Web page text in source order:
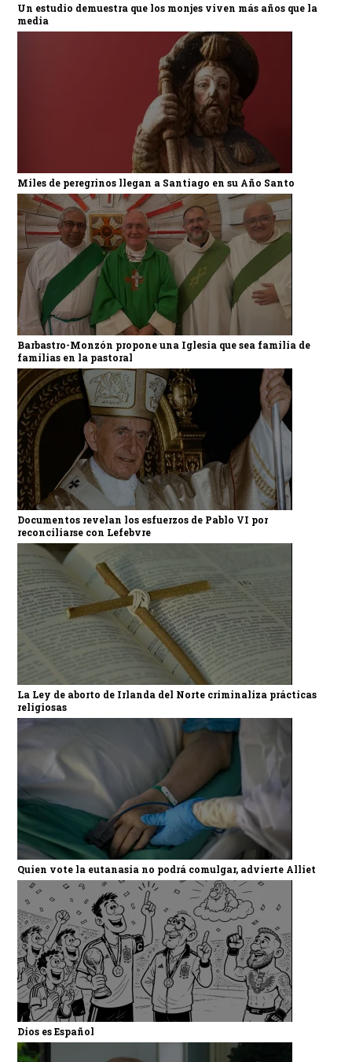
Un estudio demuestra que los monjes viven más años que la
media
Miles de peregrinos llegan a Santiago en su Año Santo
Barbastro-Monzón propone una Iglesia que sea familia de
familias en la pastoral
Documentos revelan los esfuerzos de Pablo VI por
reconciliarse con Lefebvre
La Ley de aborto de Irlanda del Norte criminaliza prácticas
religiosas
Quien vote la eutanasia no podrá comulgar, advierte Alliet
Dios es Español